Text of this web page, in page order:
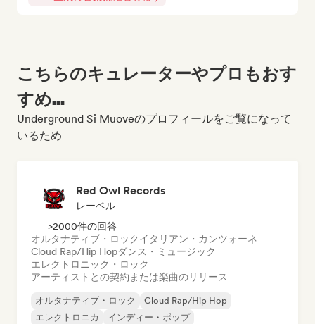
こちらのキュレーターやプロもおす
すめ...
Underground Si Muoveのプロフィールをご覧になって
いるため
Red Owl Records
レーベル
>2000件の回答
オルタナティブ・ロックイタリアン・カンツォーネ
Cloud Rap/Hip Hopダンス・ミュージック
エレクトロニック・ロック
アーティストとの契約または楽曲のリリース
オルタナティブ・ロック
Cloud Rap/Hip Hop
エレクトロニカ
インディー・ポップ